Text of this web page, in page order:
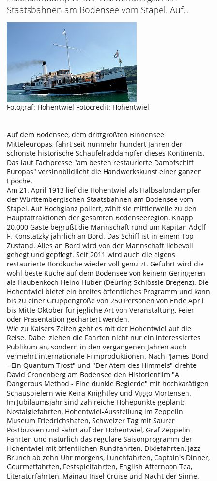
Staatsbahnen am Bodensee vom Stapel. Auf...
Fotograf: Hohentwiel Fotocredit: Hohentwiel
Auf dem Bodensee, dem drittgrößten Binnensee
Mitteleuropas, fährt seit nunmehr hundert Jahren der
schönste historische Schaufelraddampfer dieses Kontinents.
Das laut Fachpresse "am besten restaurierte Dampfschiff
Europas" versinnbildlicht die Handwerkskunst einer ganzen
Epoche.
Am 21. April 1913 lief die Hohentwiel als Halbsalondampfer
der Württembergischen Staatsbahnen am Bodensee vom
Stapel. Auf Hochglanz poliert, zählt sie mittlerweile zu den
Hauptattraktionen der gesamten Bodenseeregion. Knapp
20.000 Gäste begrüßt die Mannschaft rund um Kapitän Adolf
F. Konstatzky jährlich an Bord. Das Schiff ist in einem Top-
Zustand. Alles an Bord wird von der Mannschaft liebevoll
gehegt und gepflegt. Seit 2011 wird auch die eigens
restaurierte Bordküche wieder voll genützt. Geführt wird die
wohl beste Küche auf dem Bodensee von keinem Geringeren
als Haubenkoch Heino Huber (Deuring Schlössle Bregenz). Die
Hohentwiel bietet ein breites öffentliches Programm und kann
bis zu einer Gruppengröße von 250 Personen von Ende April
bis Mitte Oktober für jegliche Art von Veranstaltung, Feier
oder Präsentation gechartert werden.
Wie zu Kaisers Zeiten geht es mit der Hohentwiel auf die
Reise. Dabei ziehen die Fahrten nicht nur ein interessiertes
Publikum an, sondern in den vergangenen Jahren auch
vermehrt internationale Filmproduktionen. Nach "James Bond
- Ein Quantum Trost" und "Der Atem des Himmels" drehte
David Cronenberg am Bodensee den Historienfilm "A
Dangerous Method - Eine dunkle Begierde" mit hochkarätigen
Schauspielern wie Keira Knightley und Viggo Mortensen.
Im Jubiläumsjahr sind zahlreiche Höhepunkte geplant:
Nostalgiefahrten, Hohentwiel-Ausstellung im Zeppelin
Museum Friedrichshafen, Schweizer Tag mit Saurer
Postbussen und Fahrt auf der Hohentwiel, Graf Zeppelin-
Fahrten und natürlich das reguläre Saisonprogramm der
Hohentwiel mit öffentlichen Rundfahrten, Dixiefahrten, Jazz
Brunch ab zehn Uhr morgens, Lunchfahrten, Captain's Dinner,
Gourmetfahrten, Festspielfahrten, English Afternoon Tea,
Literaturfahrten, Mainau Insel Cruise und Nacht der Sinne.